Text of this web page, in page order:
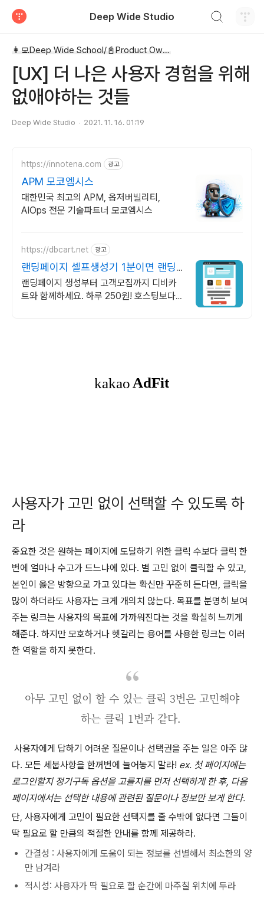
Deep Wide Studio
👩‍💻Deep Wide School/📓Product Owner 스터디 로그
[UX] 더 나은 사용자 경험을 위해
없애야하는 것들
Deep Wide Studio 2021. 11. 16. 01:19
https://innotena.com 광고
APM 모코엠시스
대한민국 최고의 APM, 옵저버빌리티,
AIOps 전문 기술파트너 모코엠시스
https://dbcart.net 광고
랜딩페이지 셀프생성기 1분이면 랜딩
페이지 완성!
랜딩페이지 생성부터 고객모집까지 디비카
트와 함께하세요. 하루 250원! 호스팅보다
사용자가 고민 없이 선택할 수 있도록 하
라
중요한 것은 원하는 페이지에 도달하기 위한 클릭 수보다 클릭 한
번에 얼마나 수고가 드느냐에 있다. 별 고민 없이 클릭할 수 있고,
본인이 옳은 방향으로 가고 있다는 확신만 꾸준히 든다면, 클릭을
많이 하더라도 사용자는 크게 개의치 않는다. 목표를 분명히 보여
주는 링크는 사용자의 목표에 가까워진다는 것을 확실히 느끼게
해준다. 하지만 모호하거나 헷갈리는 용어를 사용한 링크는 이러
한 역할을 하지 못한다.
아무 고민 없이 할 수 있는 클릭 3번은 고민해야
하는 클릭 1번과 같다.
사용자에게 답하기 어려운 질문이나 선택권을 주는 일은 아주 많
다. 모든 세붑사항을 한꺼번에 늘어놓지 말라! ex. 첫 페이지에는
로그인할지 정기구독 옵션을 고를지를 먼저 선택하게 한 후, 다음
페이지에서는 선택한 내용에 관련된 질문이나 정보만 보게 한다.
단, 사용자에게 고민이 필요한 선택지를 줄 수밖에 없다면 그들이
딱 필요로 할 만큼의 적절한 안내를 함께 제공하라.
간결성 : 사용자에게 도움이 되는 정보를 선별해서 최소한의 양
만 남겨라
적시성: 사용자가 딱 필요로 할 순간에 마주칠 위치에 두라